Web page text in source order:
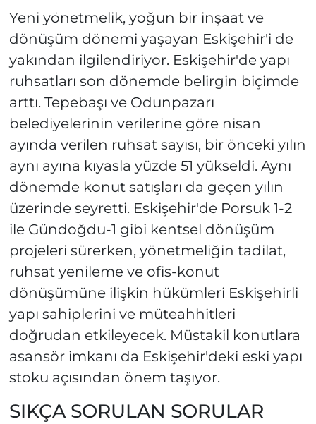
Yeni yönetmelik, yoğun bir inşaat ve
dönüşüm dönemi yaşayan Eskişehir'i de
yakından ilgilendiriyor. Eskişehir'de yapı
ruhsatları son dönemde belirgin biçimde
arttı. Tepebaşı ve Odunpazarı
belediyelerinin verilerine göre nisan
ayında verilen ruhsat sayısı, bir önceki yılın
aynı ayına kıyasla yüzde 51 yükseldi. Aynı
dönemde konut satışları da geçen yılın
üzerinde seyretti. Eskişehir'de Porsuk 1-2
ile Gündoğdu-1 gibi kentsel dönüşüm
projeleri sürerken, yönetmeliğin tadilat,
ruhsat yenileme ve ofis-konut
dönüşümüne ilişkin hükümleri Eskişehirli
yapı sahiplerini ve müteahhitleri
doğrudan etkileyecek. Müstakil konutlara
asansör imkanı da Eskişehir'deki eski yapı
stoku açısından önem taşıyor.
SIKÇA SORULAN SORULAR